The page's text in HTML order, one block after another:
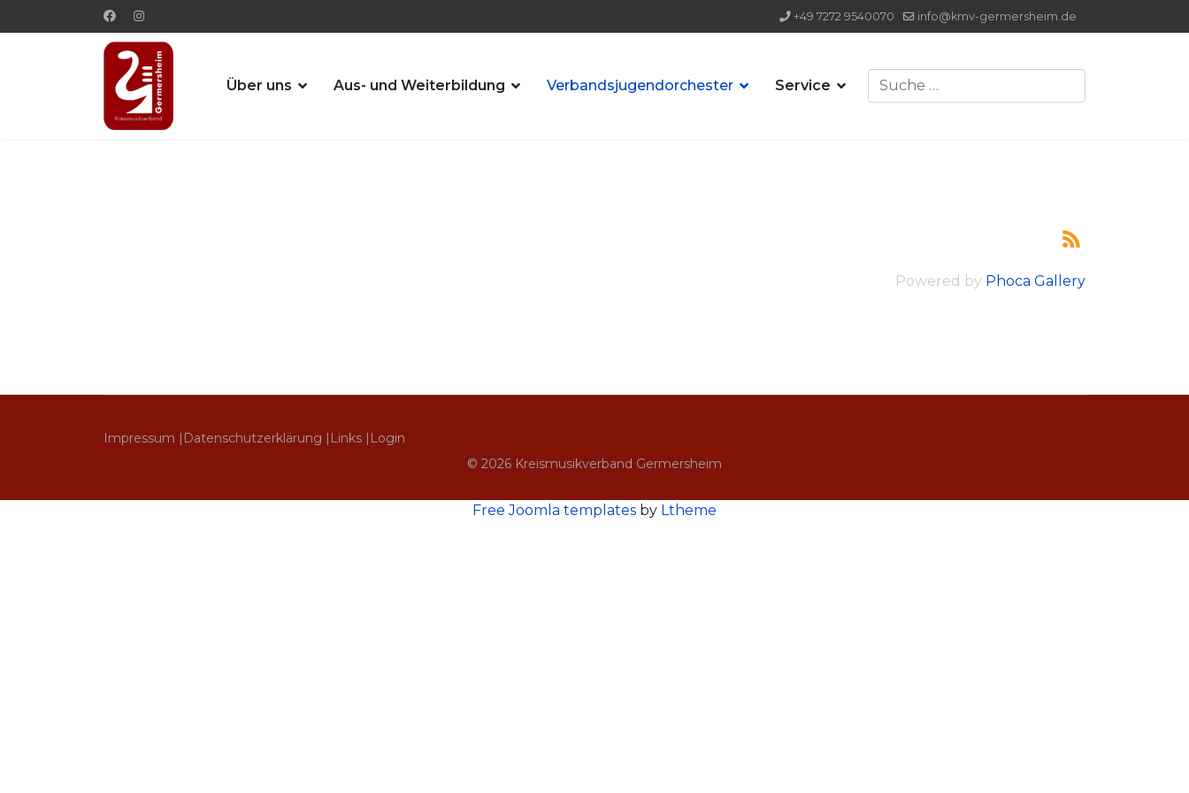
+49 7272 9540070 info@kmv-germersheim.de
Über uns Aus- und Weiterbildung Verbandsjugendorchester Service Suchen
Powered by Phoca Gallery
Impressum | Datenschutzerklärung | Links | Login
© 2026 Kreismusikverband Germersheim
Free Joomla templates by Ltheme